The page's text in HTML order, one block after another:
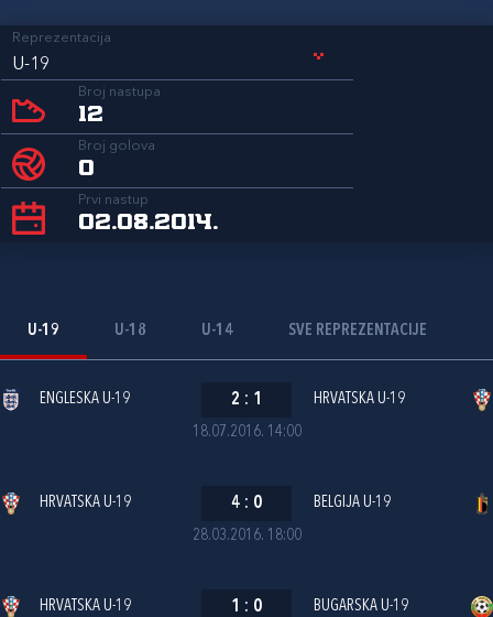
Reprezentacija
U-19
Broj nastupa
12
Broj golova
0
Prvi nastup
02.08.2014.
U-19 U-18 U-14 SVE REPREZENTACIJE
18.07.2016. 14:00
ENGLESKA U-19 2 : 1 HRVATSKA U-19
28.03.2016. 18:00
HRVATSKA U-19 4 : 0 BELGIJA U-19
HRVATSKA U-19 1 : 0 BUGARSKA U-19